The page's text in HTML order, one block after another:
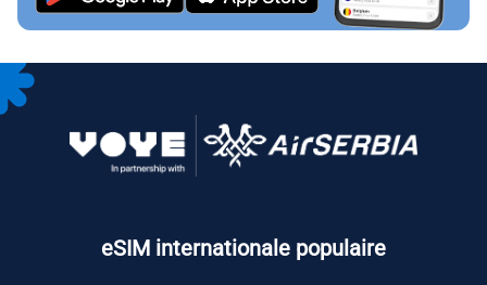
eSIM internationale populaire